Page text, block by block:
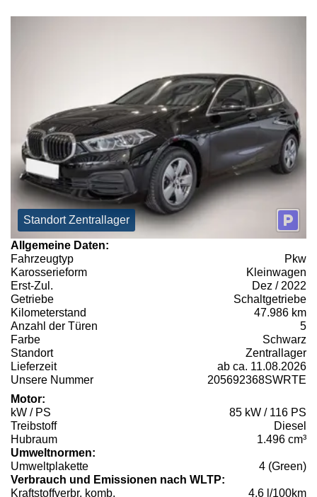
Standort Zentrallager
Allgemeine Daten:
Fahrzeugtyp
Pkw
Karosserieform
Kleinwagen
Erst-Zul.
Dez / 2022
Getriebe
Schaltgetriebe
Kilometerstand
47.986 km
Anzahl der Türen
5
Farbe
Schwarz
Standort
Zentrallager
Lieferzeit
ab ca. 11.08.2026
Unsere Nummer
205692368SWRTE
Motor:
kW / PS
85 kW / 116 PS
Treibstoff
Diesel
Hubraum
1.496 cm³
Umweltnormen:
Umweltplakette
4 (Green)
Verbrauch und Emissionen nach WLTP:
Kraftstoffverbr. komb.
4,6 l/100km